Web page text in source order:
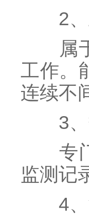
2、
属于
工作。
连续不
3、
专门
监测记
4、